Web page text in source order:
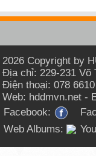
2026 Copyright by
Địa chỉ: 229-231 Võ
Điện thoại: 078
Web: hddmvn.net -
Facebook:
Web Albums: